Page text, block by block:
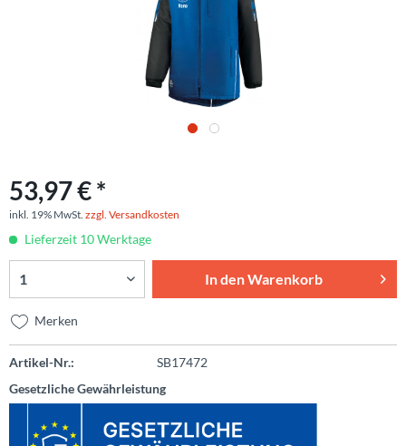
53,97 € *
inkl. 19% MwSt. zzgl. Versandkosten
Lieferzeit 10 Werktage
In denWarenkorb
Merken
Artikel-Nr.:
SB17472
Gesetzliche Gewährleistung